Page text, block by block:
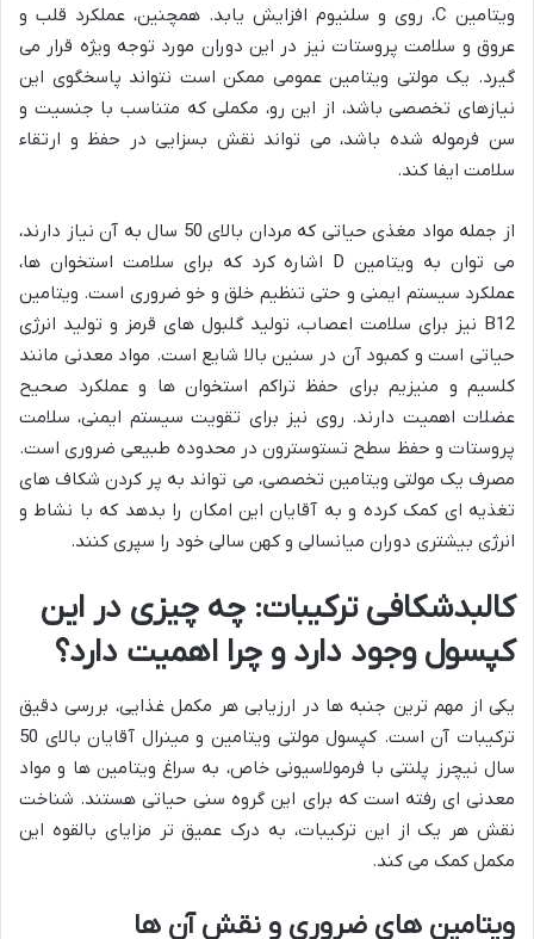
ویتامین C، روی و سلنیوم افزایش یابد. همچنین، عملکرد قلب و
عروق و سلامت پروستات نیز در این دوران مورد توجه ویژه قرار می
گیرد. یک مولتی ویتامین عمومی ممکن است نتواند پاسخگوی این
نیازهای تخصصی باشد، از این رو، مکملی که متناسب با جنسیت و
سن فرموله شده باشد، می تواند نقش بسزایی در حفظ و ارتقاء
سلامت ایفا کند.
از جمله مواد مغذی حیاتی که مردان بالای 50 سال به آن نیاز دارند،
می توان به ویتامین D اشاره کرد که برای سلامت استخوان ها،
عملکرد سیستم ایمنی و حتی تنظیم خلق و خو ضروری است. ویتامین
B12 نیز برای سلامت اعصاب، تولید گلبول های قرمز و تولید انرژی
حیاتی است و کمبود آن در سنین بالا شایع است. مواد معدنی مانند
کلسیم و منیزیم برای حفظ تراکم استخوان ها و عملکرد صحیح
عضلات اهمیت دارند. روی نیز برای تقویت سیستم ایمنی، سلامت
پروستات و حفظ سطح تستوسترون در محدوده طبیعی ضروری است.
مصرف یک مولتی ویتامین تخصصی، می تواند به پر کردن شکاف های
تغذیه ای کمک کرده و به آقایان این امکان را بدهد که با نشاط و
انرژی بیشتری دوران میانسالی و کهن سالی خود را سپری کنند.
کالبدشکافی ترکیبات: چه چیزی در این
کپسول وجود دارد و چرا اهمیت دارد؟
یکی از مهم ترین جنبه ها در ارزیابی هر مکمل غذایی، بررسی دقیق
ترکیبات آن است. کپسول مولتی ویتامین و مینرال آقایان بالای 50
سال نیچرز پلنتی با فرمولاسیونی خاص، به سراغ ویتامین ها و مواد
معدنی ای رفته است که برای این گروه سنی حیاتی هستند. شناخت
نقش هر یک از این ترکیبات، به درک عمیق تر مزایای بالقوه این
مکمل کمک می کند.
ویتامین های ضروری و نقش آن ها